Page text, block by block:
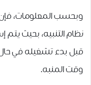
ﻭﺑﺤﺴﺐ ﺍﻟﻤﻌﻠﻮﻣﺎﺕ،
ﻧﻈﺎﻡ ﺍﻟﺘﻨﺒﻴﻪ، ﺑﺤﻴﺚ ﻳﺘﻢ
ﻗﺒﻞ ﺑﺪﺀ ﺗﺸﻐﻴﻠﻪ ﻓﻲ
ﻭﻗﺖ ﺍﻟﻤﻨﺒﻪ.